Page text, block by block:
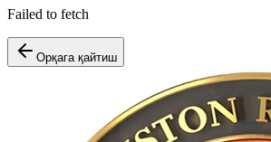
Failed to fetch
Орқага қайтиш